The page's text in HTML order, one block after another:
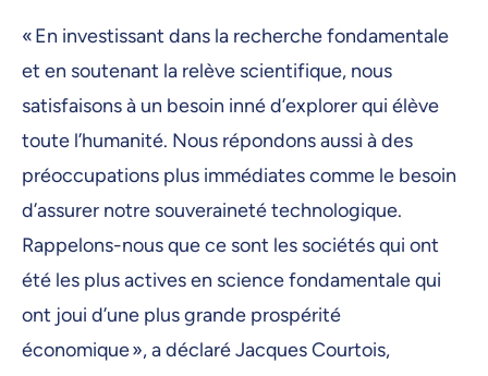
« En investissant dans la recherche fondamentale
et en soutenant la relève scientifique, nous
satisfaisons à un besoin inné d’explorer qui élève
toute l’humanité. Nous répondons aussi à des
préoccupations plus immédiates comme le besoin
d’assurer notre souveraineté technologique.
Rappelons-nous que ce sont les sociétés qui ont
été les plus actives en science fondamentale qui
ont joui d’une plus grande prospérité
économique », a déclaré Jacques Courtois,